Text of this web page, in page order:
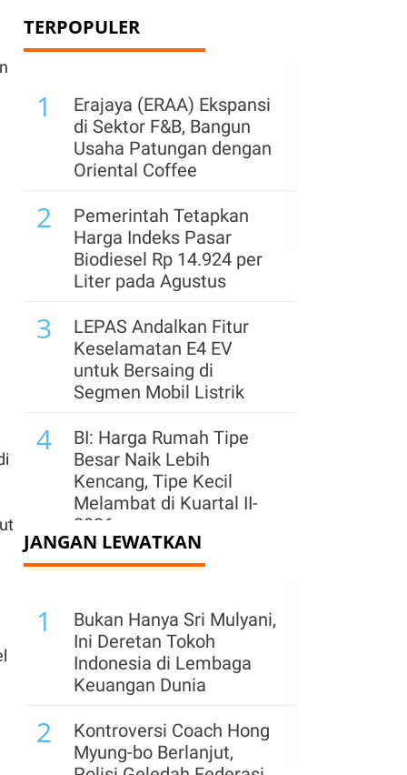
TERPOPULER
1
Erajaya (ERAA) Ekspansi
di Sektor F&B, Bangun
Usaha Patungan dengan
Oriental Coffee
2
Pemerintah Tetapkan
Harga Indeks Pasar
Biodiesel Rp 14.924 per
Liter pada Agustus
3
LEPAS Andalkan Fitur
Keselamatan E4 EV
untuk Bersaing di
Segmen Mobil Listrik
4
BI: Harga Rumah Tipe
Besar Naik Lebih
Kencang, Tipe Kecil
Melambat di Kuartal II-
2026
5
Mulai Pulih, Industri
pada Kuartal II-2026
Developer Gim Indonesia
Hadapi Persaingan
Global, Kualitas Produk
Jadi Penentu
Industri Gim Nasional
JANGAN LEWATKAN
1
Bukan Hanya Sri Mulyani,
Ini Deretan Tokoh
Indonesia di Lembaga
Keuangan Dunia
2
Kontroversi Coach Hong
Myung-bo Berlanjut,